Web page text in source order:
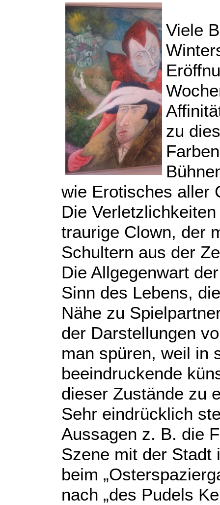
Viele
zu
wie Erotisches aller
Die
traurige Clown, der
Schultern aus der
Die Allgegenwart
Sinn des Lebens,
Nähe zu
der Darstellungen
man spüren, weil in
beeindruckende
dieser Zustände zu
Sehr eindrücklich
Aussagen z. B. die
Szene mit der Stadt
beim
nach „des Pudels